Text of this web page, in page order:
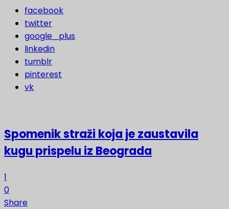
facebook
twitter
google_plus
linkedin
tumblr
pinterest
vk
Spomenik straži koja je zaustavila
kugu prispelu iz Beograda
1
0
Share